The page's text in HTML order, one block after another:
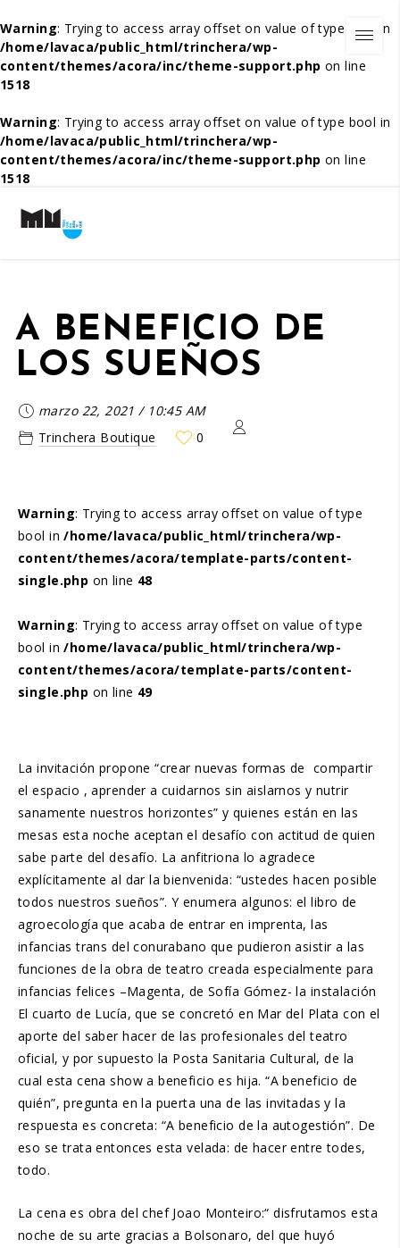
Warning: Trying to access array offset on value of type bool in
/home/lavaca/public_html/trinchera/wp-
content/themes/acora/inc/theme-support.php on line
1518
Warning: Trying to access array offset on value of type bool in
/home/lavaca/public_html/trinchera/wp-
content/themes/acora/inc/theme-support.php on line
1518
A BENEFICIO DE
LOS SUEÑOS
marzo 22, 2021 / 10:45 AM
Trinchera Boutique
0
Warning: Trying to access array offset on value of type
bool in/home/lavaca/public_html/trinchera/wp-
content/themes/acora/template-parts/content-
single.php on line 48
Warning: Trying to access array offset on value of type
bool in/home/lavaca/public_html/trinchera/wp-
content/themes/acora/template-parts/content-
single.php on line 49
La invitación propone “crear nuevas formas de compartir
el espacio , aprender a cuidarnos sin aislarnos y nutrir
sanamente nuestros horizontes” y quienes están en las
mesas esta noche aceptan el desafío con actitud de quien
sabe parte del desafío. La anfitriona lo agradece
explícitamente al dar la bienvenida: “ustedes hacen posible
todos nuestros sueños”. Y enumera algunos: el libro de
agroecología que acaba de entrar en imprenta, las
infancias trans del conurabano que pudieron asistir a las
funciones de la obra de teatro creada especialmente para
infancias felices –Magenta, de Sofía Gómez- la instalación
El cuarto de Lucía, que se concretó en Mar del Plata con el
aporte del saber hacer de las profesionales del teatro
oficial, y por supuesto la Posta Sanitaria Cultural, de la
cual esta cena show a beneficio es hija. “A beneficio de
quién”, pregunta en la puerta una de las invitadas y la
respuesta es concreta: “A beneficio de la autogestión”. De
eso se trata entonces esta velada: de hacer entre todes,
todo.
La cena es obra del chef Joao Monteiro:“ disfrutamos esta
noche de su arte gracias a Bolsonaro, del que huyó